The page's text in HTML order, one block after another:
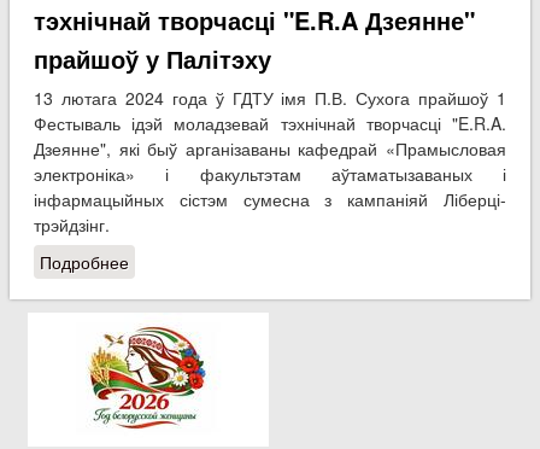
тэхнічнай творчасці "E.R.A Дзеянне"
прайшоў у Палітэху
13 лютага 2024 года ў ГДТУ імя П.В. Сухога прайшоў 1
Фестываль ідэй моладзевай тэхнічнай творчасці "E.R.A.
Дзеянне", які быў арганізаваны кафедрай «Прамысловая
электроніка» і факультэтам аўтаматызаваных і
інфармацыйных сістэм сумесна з кампаніяй Ліберці-
трэйдзінг.
Подробнеео Першы Фестываль ідэй маладзёжнай тэхнічнай
творчасці "E.R.A Дзеянне" прайшоў у Палітэху